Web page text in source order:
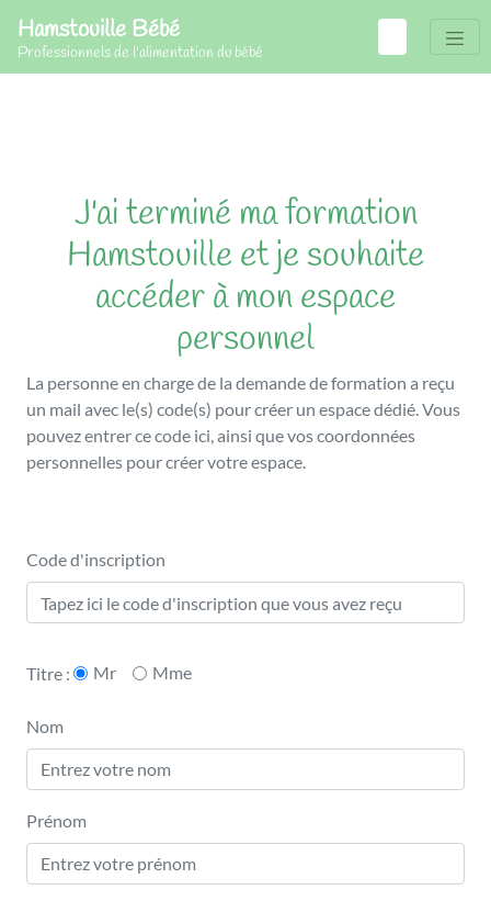
Hamstouille Bébé
Professionnels de l'alimentation du bébé
J'ai terminé ma formation
Hamstouille et je souhaite
accéder à mon espace
personnel
La personne en charge de la demande de formation a reçu
un mail avec le(s) code(s) pour créer un espace dédié. Vous
pouvez entrer ce code ici, ainsi que vos coordonnées
personnelles pour créer votre espace.
Code d'inscription
Titre : Mr Mme
Nom
Prénom